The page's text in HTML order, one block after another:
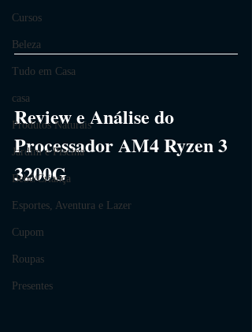
Cursos
Beleza
Tudo em Casa
casa
Produtos Naturais
Jardim e Piscina
Bebê/Criança
Esportes, Aventura e Lazer
Cupom
Roupas
Presentes
Review e Análise do
Processador AM4 Ryzen 3
3200G